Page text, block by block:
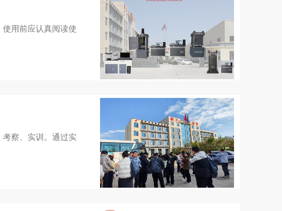
用前应认真阅读使
察、实训。通过实